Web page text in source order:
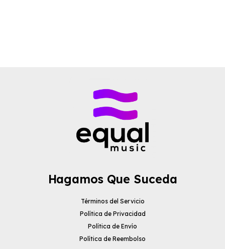
Hagamos Que Suceda
Términos del Servicio
Política de Privacidad
Política de Envío
Política de Reembolso